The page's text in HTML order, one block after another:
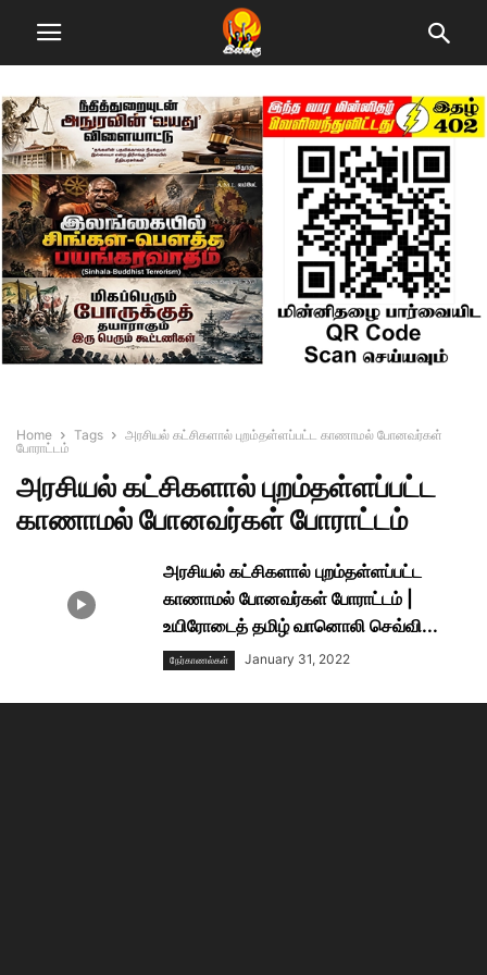
Home Tags
அரசியல் கட்சிகளால் புறம்தள்ளப்பட்ட காணாமல் போனவர்கள்
போராட்டம்
அரசியல் கட்சிகளால் புறம்தள்ளப்பட்ட
காணாமல் போனவர்கள் போராட்டம்
அரசியல் கட்சிகளால் புறம்தள்ளப்பட்ட
காணாமல் போனவர்கள் போராட்டம் |
உயிரோடைத் தமிழ் வானொலி செவ்வி...
நேர்காணல்கள் January 31, 2022